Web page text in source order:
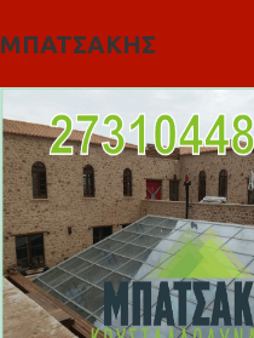
ΜΠΑΤΣΑΚΗΣ